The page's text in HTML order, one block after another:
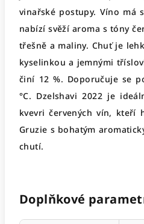
vinařské postupy. Víno má
nabízí svěží aroma s tóny
třešně a maliny. Chuť je
kyselinkou a jemnými
činí 12 %. Doporučuje se
°C. Dzelshavi 2022 je
kvevri červených vín, kteří
Gruzie s bohatým
chutí.
Doplňkové